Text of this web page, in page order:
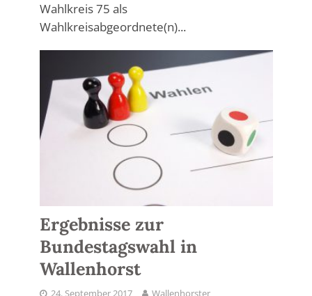
Wahlkreis 75 als
Wahlkreisabgeordnete(n)...
Ergebnisse zur
Bundestagswahl in
Wallenhorst
24. September 2017
Wallenhorster